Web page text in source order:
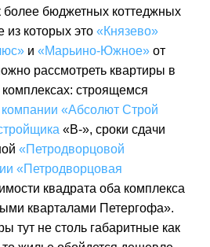
более бюджетных коттеджных
из которых это «Князево»
и «Марьино-Южное» от
рассмотреть квартиры в
строящемся
компании «Абсолют Строй
«B-», сроки сдачи
«Петродворцовой
«Петродворцовая
квадрата оба комплекса
кварталами Петергофа».
тут не столь габаритные как